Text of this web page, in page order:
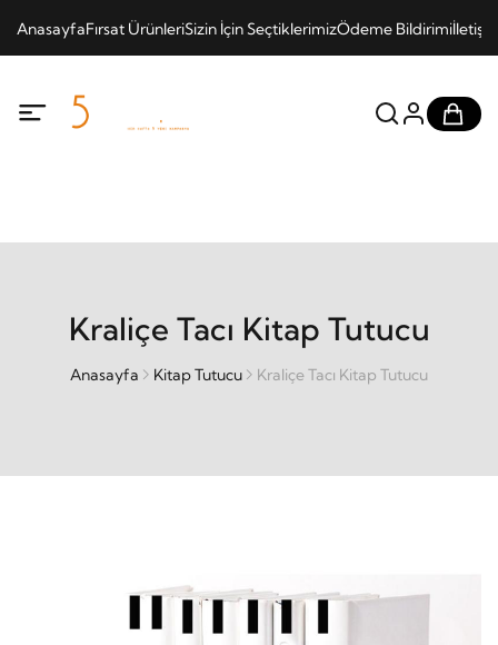
AnasayfaFırsat ÜrünleriSizin İçin SeçtiklerimizÖdeme Bildirimi
Kraliçe Tacı Kitap Tutucu
Anasayfa Kitap Tutucu Kraliçe Tacı Kitap Tutucu